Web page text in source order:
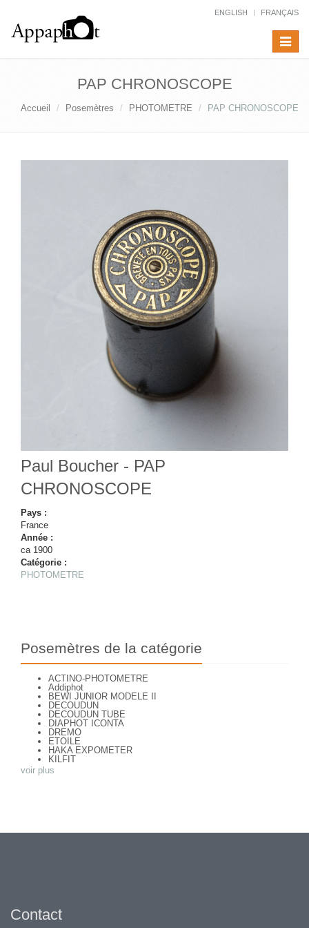
ENGLISH FRANÇAIS
Toggle
PAP CHRONOSCOPE
Accueil Posemètres PHOTOMETRE PAP CHRONOSCOPE
Paul Boucher - PAP
CHRONOSCOPE
Pays :
France
Année :
ca 1900
Catégorie :
PHOTOMETRE
Posemètres de la catégorie
ACTINO-PHOTOMETRE
Addiphot
BEWI JUNIOR MODELE II
DECOUDUN
DECOUDUN TUBE
DIAPHOT ICONTA
DREMO
ETOILE
HAKA EXPOMETER
KILFIT
LEUDI
voir plus
Contact